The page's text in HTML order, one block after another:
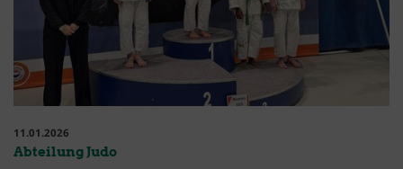
11.01.2026
Abteilung Judo